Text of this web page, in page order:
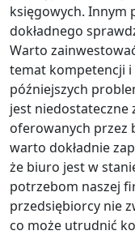
księgowych. Innym
dokładnego
Warto
temat kompetencji
późniejszych
jest niedostateczne
oferowanych przez
warto dokładnie
że biuro jest w
potrzebom naszej
przedsiębiorcy nie
co może utrudnić